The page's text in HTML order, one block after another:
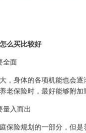
么买比较好
面
身体的各项机能也会逐
老保险时，最好能够附加
入而出
险规划的一部分，但是